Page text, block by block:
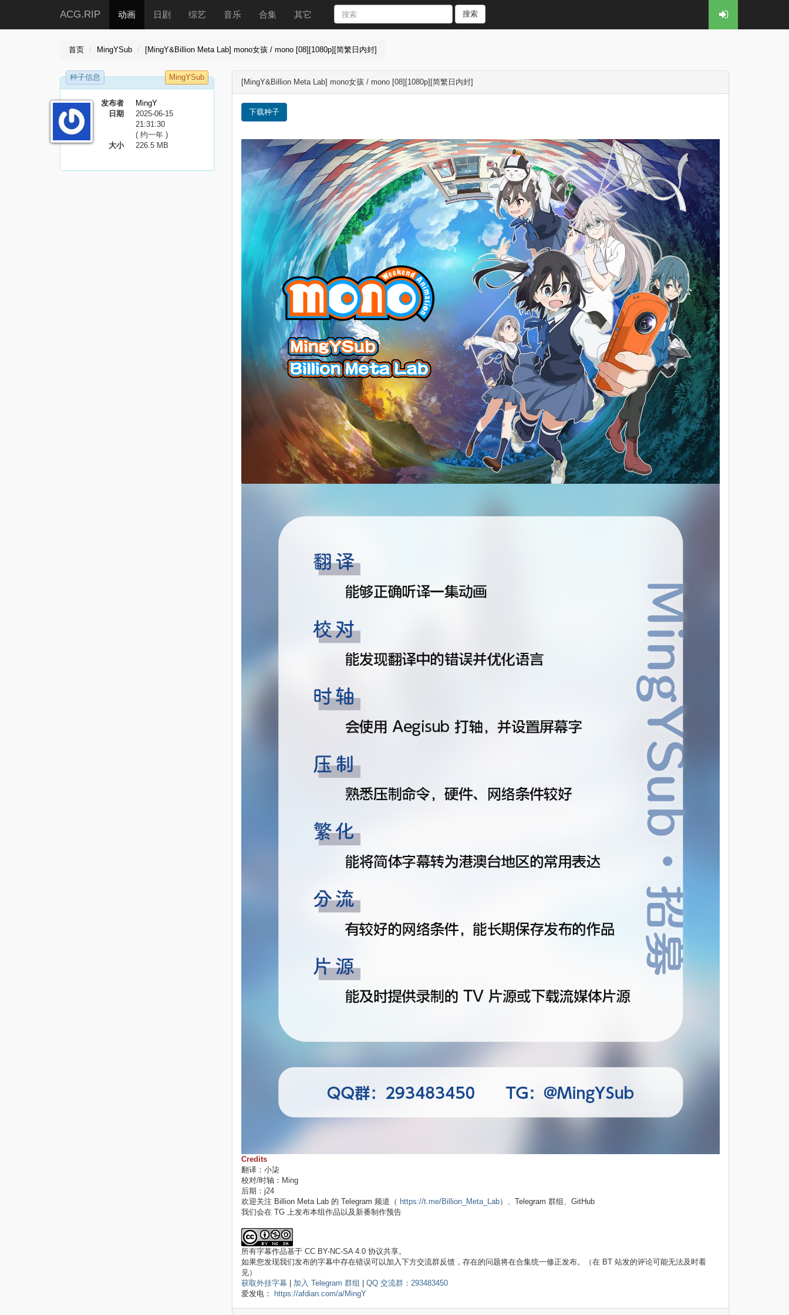
ACG.RIP 动画 日剧 综艺 音乐 合集 其它 搜索
首页 MingYSub [MingY&Billion Meta Lab] mono女孩 / mono [08][1080p][简繁日内封]
种子信息 MingYSub
发布者
MingY
日期
2025-06-15
21:31:30
( 约一年 )
大小
226.5 MB
[MingY&Billion Meta Lab] mono女孩 / mono [08][1080p][简繁日内封]
下载种子
Credits
翻译：小柒
校对/时轴：Ming
后期：j24
欢迎关注 Billion Meta Lab 的 Telegram 频道（ https://t.me/Billion_Meta_Lab）、Telegram 群组、GitHub
我们会在 TG 上发布本组作品以及新番制作预告
所有字幕作品基于 CC BY-NC-SA 4.0 协议共享。
如果您发现我们发布的字幕中存在错误可以加入下方交流群反馈，存在的问题将在合集统一修正发布。（在 BT 站发的评论可能无法及时看
见）
获取外挂字幕| 加入 Telegram 群组
QQ 交流群：293483450
爱发电：
https://afdian.com/a/MingY